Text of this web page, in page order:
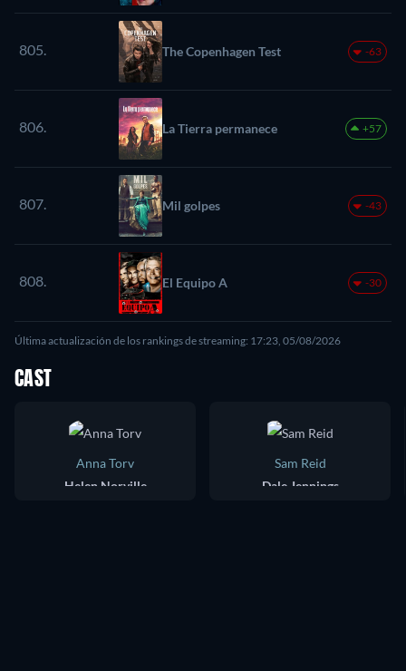
805. The Copenhagen Test -63
806. La Tierra permanece +57
807. Mil golpes -43
808. El Equipo A -30
Última actualización de los rankings de streaming: 17:23, 05/08/2026
CAST
Anna Torv
Helen Norville
Sam Reid
Dale Jennings